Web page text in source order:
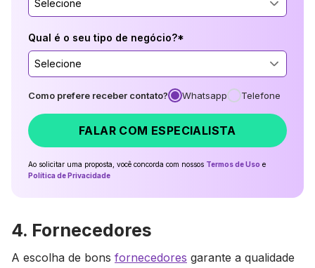
Selecione
Qual é o seu tipo de negócio?*
Selecione
Como prefere receber contato? Whatsapp Telefone
FALAR COM ESPECIALISTA
Ao solicitar uma proposta, você concorda com nossos Termos de Uso e
Política de Privacidade
4. Fornecedores
A escolha de bons fornecedores garante a qualidade